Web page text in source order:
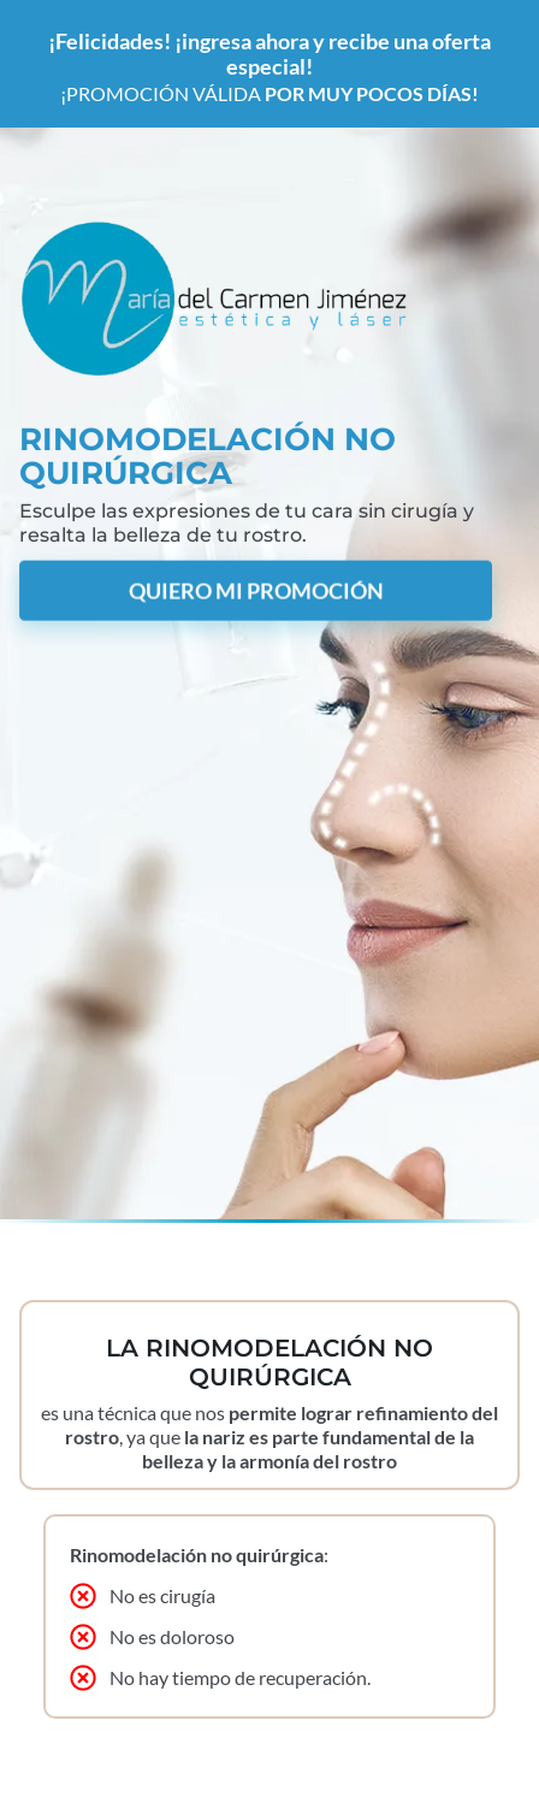
¡Felicidades! ¡ingresa ahora y recibe una oferta
especial!
¡PROMOCIÓN VÁLIDA POR MUY POCOS DÍAS!
RINOMODELACIÓN NO
QUIRÚRGICA
Esculpe las expresiones de tu cara sin cirugía y
resalta la belleza de tu rostro.
QUIERO MI PROMOCIÓN
LA RINOMODELACIÓN NO
QUIRÚRGICA
es una técnica que nos permite lograr refinamiento del
rostro, ya que la nariz es parte fundamental de la
belleza y la armonía del rostro
Rinomodelación no quirúrgica:
No es cirugía
No es doloroso
No hay tiempo de recuperación.